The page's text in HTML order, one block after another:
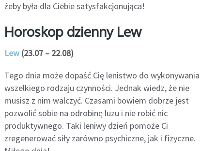
żeby była dla Ciebie satysfakcjonująca!
Horoskop dzienny Lew
Lew(23.07 – 22.08)
Tego dnia może dopaść Cię lenistwo do wykonywania
wszelkiego rodzaju czynności. Jednak wiedz, że nie
musisz z nim walczyć. Czasami bowiem dobrze jest
pozwolić sobie na odrobinę luzu i nie robić nic
produktywnego. Taki leniwy dzień pomoże Ci
zregenerować siły zarówno psychiczne, jak i fizyczne.